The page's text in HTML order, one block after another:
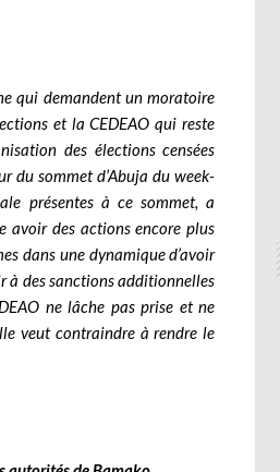
qui demandent un moratoire
et la CEDEAO qui reste
des élections censées
du sommet d’Abuja du week-
présentes à ce sommet, a
avoir des actions encore plus
dans une dynamique d’avoir
à des sanctions additionnelles
ne lâche pas prise et ne
veut contraindre à rendre le